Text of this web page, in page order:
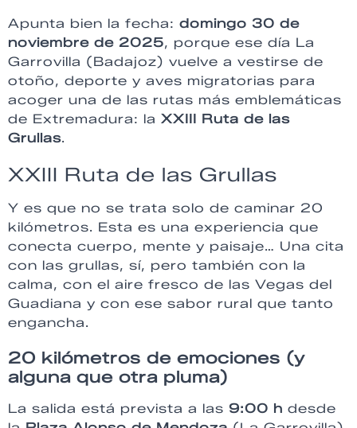
Apunta bien la fecha: domingo 30 de
noviembre de 2025, porque ese día La
Garrovilla (Badajoz) vuelve a vestirse de
otoño, deporte y aves migratorias para
acoger una de las rutas más emblemáticas
de Extremadura: la XXIII Ruta de las
Grullas.
XXIII Ruta de las Grullas
Y es que no se trata solo de caminar 20
kilómetros. Esta es una experiencia que
conecta cuerpo, mente y paisaje… Una cita
con las grullas, sí, pero también con la
calma, con el aire fresco de las Vegas del
Guadiana y con ese sabor rural que tanto
engancha.
20 kilómetros de emociones (y
alguna que otra pluma)
La salida está prevista a las 9:00 h desde